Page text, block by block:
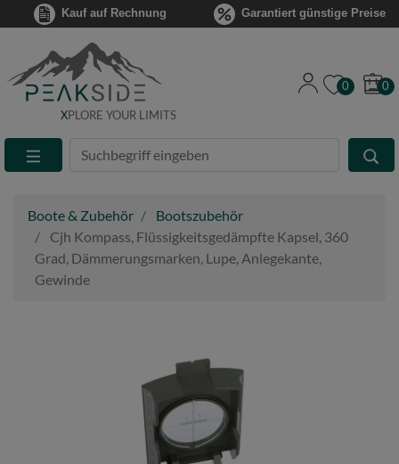
Kauf auf Rechnung Garantiert günstige Preise
XPLORE YOUR LIMITS
Suche
Eingabefeld
0 0
Boote & Zubehör
Bootszubehör
Cjh Kompass, Flüssigkeitsgedämpfte Kapsel, 360
Grad, Dämmerungsmarken, Lupe, Anlegekante,
Gewinde